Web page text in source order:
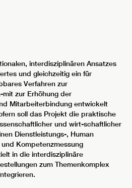
interdisziplinären Ansatzes
und gleichzeitig ein für
Verfahren zur
zur Erhöhung der
Mitarbeiterbindung entwickelt
soll das Projekt die praktische
und wirt-schaftlicher
Dienstleistungs-, Human
Kompetenzmessung
in die interdisziplinäre
zum Themenkomplex